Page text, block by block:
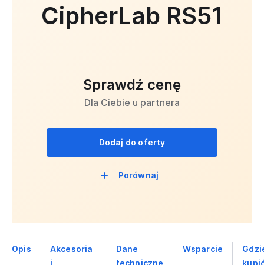
CipherLab RS51
Sprawdź cenę
Dla Ciebie u partnera
Dodaj do oferty
Porównaj
Opis
Akcesoria
i
Dane
techniczne
Wsparcie